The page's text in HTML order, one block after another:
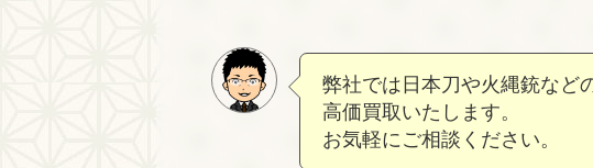
弊社では日本刀や火縄銃など
高価買取いたします。
お気軽にご相談ください。